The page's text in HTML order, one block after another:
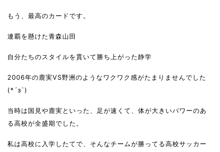
もう、最高のカードです。
連覇を懸けた青森山田
自分たちのスタイルを貫いて勝ち上がった静学
2006年の鹿実VS野洲のようなワクワク感がたまりませんでした
(*´з`)
当時は国見や鹿実といった、足が速くて、体が大きいパワーのあ
る高校が全盛期でした。
私は高校に入学したてで、そんなチームが勝ってる高校サッカー